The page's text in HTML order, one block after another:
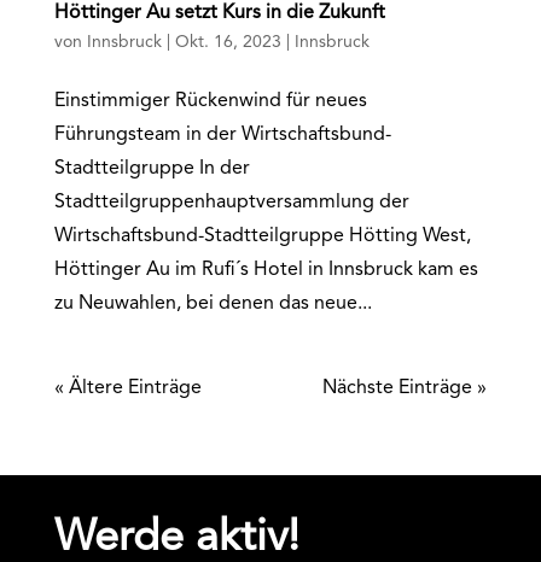
Höttinger Au setzt Kurs in die Zukunft
von Innsbruck| Okt. 16, 2023 Innsbruck
Einstimmiger Rückenwind für neues
Führungsteam in der Wirtschaftsbund-
Stadtteilgruppe In der
Stadtteilgruppenhauptversammlung der
Wirtschaftsbund-Stadtteilgruppe Hötting West,
Höttinger Au im Rufi´s Hotel in Innsbruck kam es
zu Neuwahlen, bei denen das neue...
« Ältere Einträge Nächste Einträge »
Werde aktiv!